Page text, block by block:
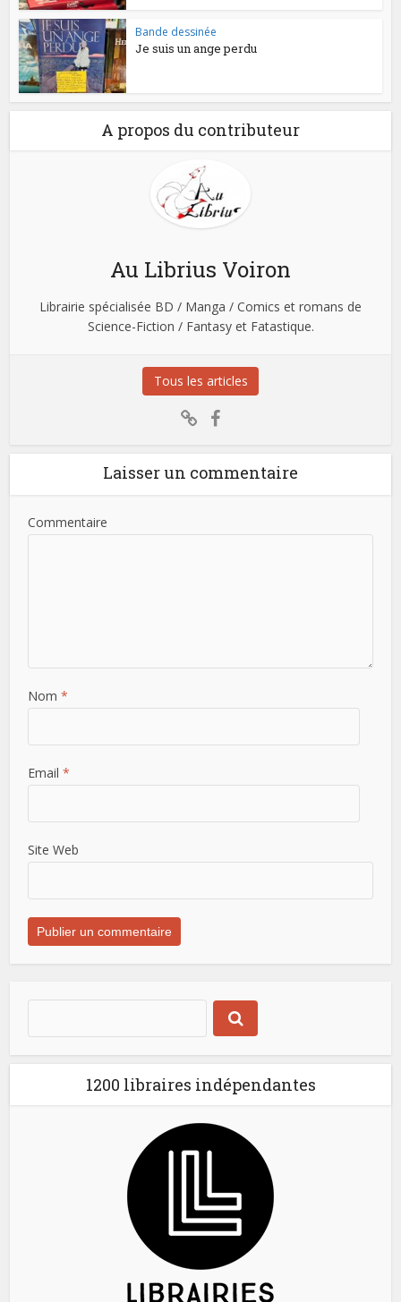
Bande dessinée
Je suis un ange perdu
A propos du contributeur
Au Librius Voiron
Librairie spécialisée BD / Manga / Comics et romans de
Science-Fiction / Fantasy et Fatastique.
Tous les articles
Laisser un commentaire
Commentaire
Nom *
Email *
Site Web
1200 libraires indépendantes